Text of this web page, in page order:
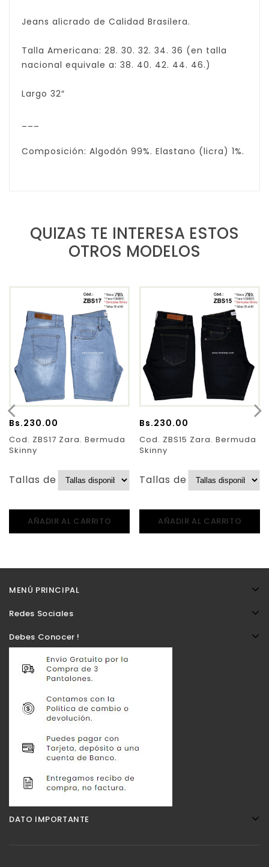
Jeans alicrado de Calidad Brasilera.
Talla Americana: 28. 30. 32. 34. 36 (en talla
nacional equivale a: 38. 40. 42. 44. 46.)
Largo 32″
Composición: Algodón 99%. Elastano (licra) 1%.
QUIZAS TE INTERESA ESTOS
OTROS MODELOS
Bs.230.00
Cod. ZBS17 Zara. Bermuda
Skinny
Tallas de Pantalones:
AÑADIR AL CARRITO
Bs.230.00
Cod. ZBS15 Zara. Bermuda
Skinny
Tallas de Pantalones:
AÑADIR AL CARRITO
MENÚ PRINCIPAL
Redes Sociales
Debes Conocer !
DATO IMPORTANTE